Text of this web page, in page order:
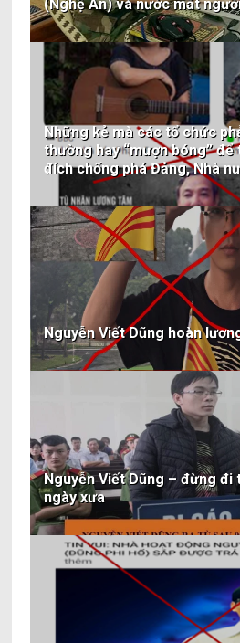
(Nghệ An) và nước mắt
Những kẻ mà các tổ chức
thường hay “mượn bóng”
đích chống phá Đảng, Nhà
Nguyễn Viết Dũng hoàn
Nguyễn Viết Dũng – đừng
ngày xưa